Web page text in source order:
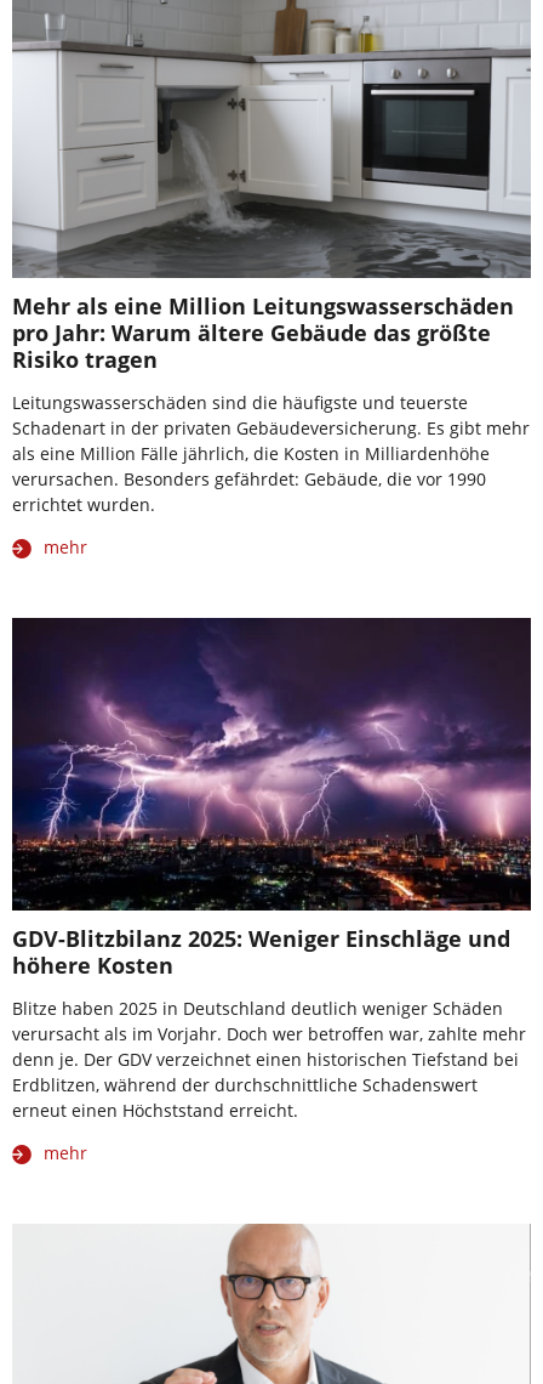
Mehr als eine Million Leitungswasserschäden
pro Jahr: Warum ältere Gebäude das größte
Risiko tragen
Leitungswasserschäden sind die häufigste und teuerste
Schadenart in der privaten Gebäudeversicherung. Es gibt mehr
als eine Million Fälle jährlich, die Kosten in Milliardenhöhe
verursachen. Besonders gefährdet: Gebäude, die vor 1990
errichtet wurden.
mehr
GDV-Blitzbilanz 2025: Weniger Einschläge und
höhere Kosten
Blitze haben 2025 in Deutschland deutlich weniger Schäden
verursacht als im Vorjahr. Doch wer betroffen war, zahlte mehr
denn je. Der GDV verzeichnet einen historischen Tiefstand bei
Erdblitzen, während der durchschnittliche Schadenswert
erneut einen Höchststand erreicht.
mehr